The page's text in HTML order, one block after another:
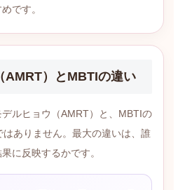
です。
AMRT）とMBTIの違い
ルヒョウ（AMRT）と、MBTIの
ありません。最大の違いは、誰
に反映するかです。